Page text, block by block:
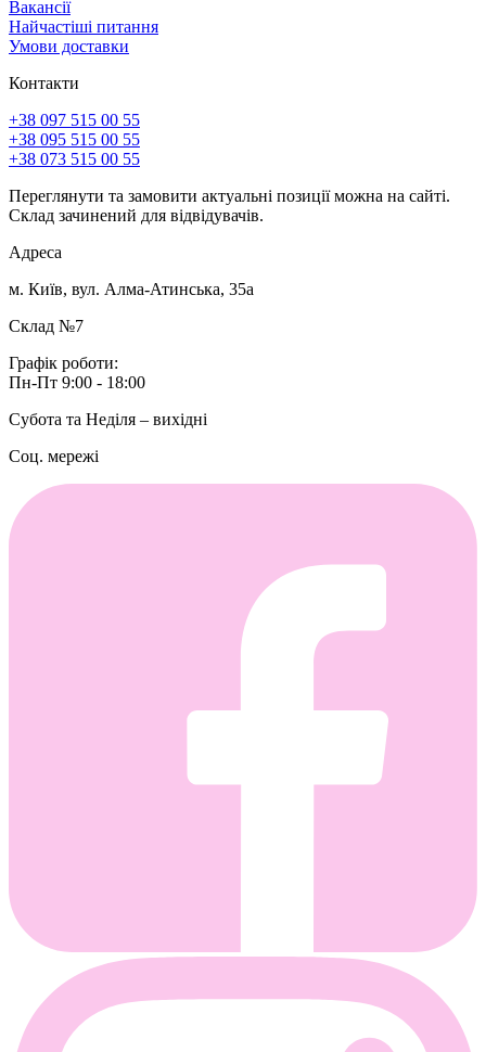
Вакансії
Найчастіші питання
Умови доставки
Контакти
+38 097 515 00 55
+38 095 515 00 55
+38 073 515 00 55
Переглянути та замовити актуальні позиції можна на сайті.
Склад зачинений для відвідувачів.
Адреса
м. Київ, вул. Алма-Атинська, 35а
Склад №7
Графік роботи:
Пн-Пт 9:00 - 18:00
Субота та Неділя – вихідні
Соц. мережі